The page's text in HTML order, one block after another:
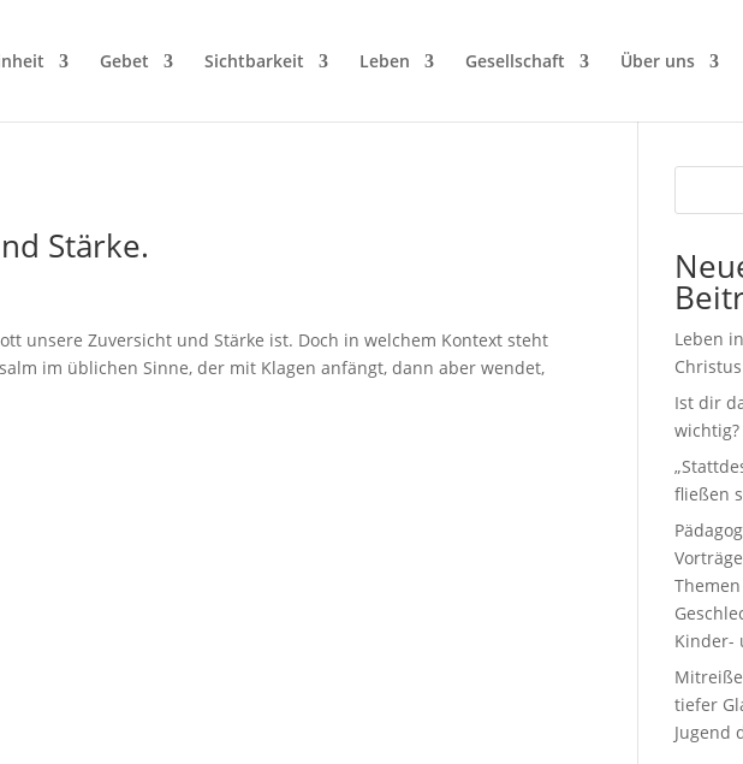
Gebet Sichtbarkeit Leben Gesellschaft Über uns
Stärke.
unsere Zuversicht und Stärke ist. Doch in welchem Kontext steht
im üblichen Sinne, der mit Klagen anfängt, dann aber wendet,
Leben
Christus
Ist dir
wichtig?
fließen
Kinder-
tiefer
Jugend